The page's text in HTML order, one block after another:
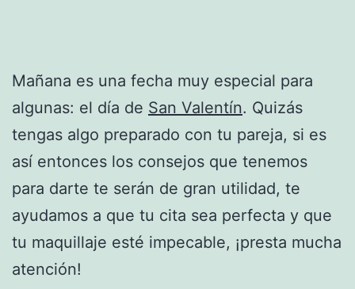
Mañana es una fecha muy especial para
algunas: el día de San Valentín. Quizás
tengas algo preparado con tu pareja, si es
así entonces los consejos que tenemos
para darte te serán de gran utilidad, te
ayudamos a que tu cita sea perfecta y que
tu maquillaje esté impecable, ¡presta mucha
atención!